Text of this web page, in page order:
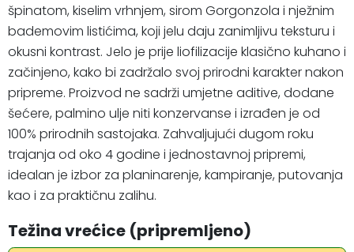
špinatom, kiselim vrhnjem, sirom Gorgonzola i nježnim
bademovim listićima, koji jelu daju zanimljivu teksturu i
okusni kontrast. Jelo je prije liofilizacije klasično kuhano i
začinjeno, kako bi zadržalo svoj prirodni karakter nakon
pripreme. Proizvod ne sadrži umjetne aditive, dodane
šećere, palmino ulje niti konzervanse i izrađen je od
100% prirodnih sastojaka. Zahvaljujući dugom roku
trajanja od oko 4 godine i jednostavnoj pripremi,
idealan je izbor za planinarenje, kampiranje, putovanja
kao i za praktičnu zalihu.
Težina vrećice (pripremljeno)